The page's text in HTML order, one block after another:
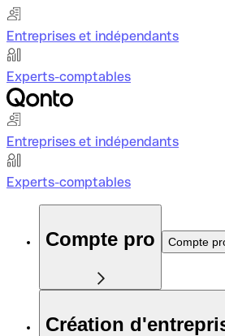
Entreprises et indépendants
Experts-comptables
Entreprises et indépendants
Experts-comptables
Compte pro Compte
Création